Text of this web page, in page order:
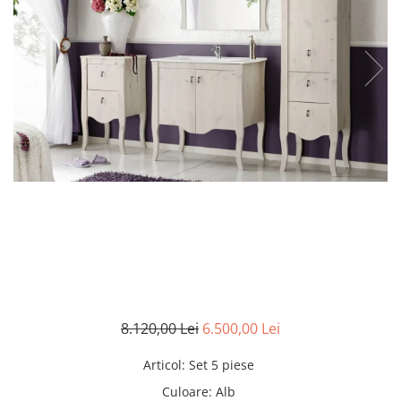
Oferte speciale
Banchete
Sezlong living
8.120,00 Lei 6.500,00 Lei
Articol: Set 5 piese
Culoare: Alb